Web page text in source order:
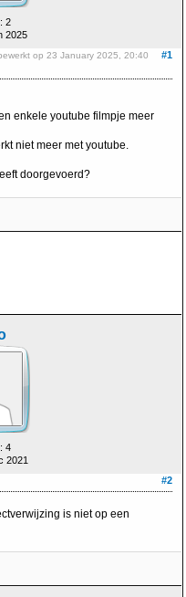
2
2025
#1
op 23 January 2025, 20:40
enkele youtube filmpje meer
niet meer met youtube.
doorgevoerd?
4
2021
#2
is niet op een